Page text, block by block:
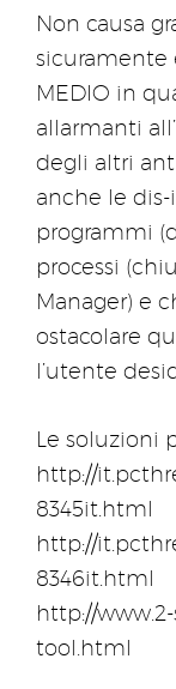
Non causa
sicuramente
MEDIO in
allarmanti
degli altri
anche le
programmi
processi
Manager) e
ostacolare
l’utente
Le soluzioni
http://
8345it.html
http://
8346it.html
http://
tool.html